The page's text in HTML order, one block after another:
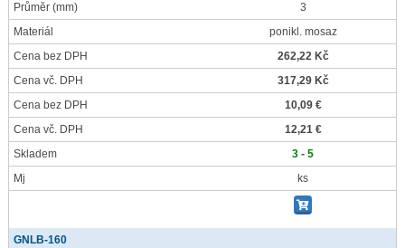
Průměr (mm)
3
Materiál
ponikl. mosaz
Cena bez DPH
262,22 Kč
Cena vč. DPH
317,29 Kč
Cena bez DPH
10,09 €
Cena vč. DPH
12,21 €
Skladem
3 - 5
Mj
ks
GNLB-160